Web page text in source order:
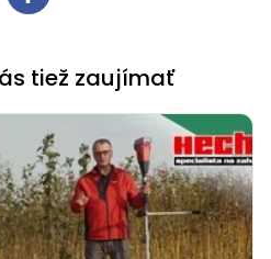
tiež zaujímať